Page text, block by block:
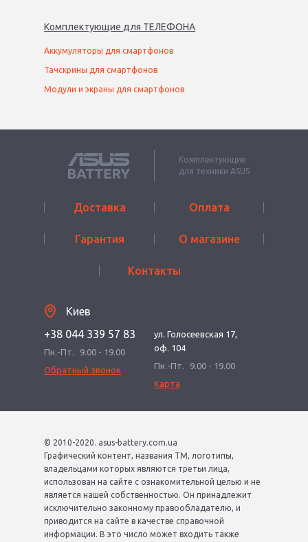
Комплектующие для ТЕЛЕФОНА
Аккумуляторы для смартфонов
Тачскрины для смартфонов
Модули и экраны для смартфонов
Комплектующие
для техники ASUS
Доставка Оплата
Гарантия О магазине
Контакты
Киев
+38 044 339 57 83
Пн.-Пт.
9.00 - 19.00
Обратный звонок
ул. Голосеевская 17,
оф. 104
Пн.-Пт.
9.00 - 19.00
Карта
© 2010-2020. asus-battery.com.ua
Графический контент, названия ТМ, логотипы,
владельцами которых являются третьи лица,
использован на сайте с ознакомительной целью и не
является нашей собственностью. Он принадлежит
исключительно законному правообладателю, и
приводится на сайте в качестве справочной
информации. В это число может входить также